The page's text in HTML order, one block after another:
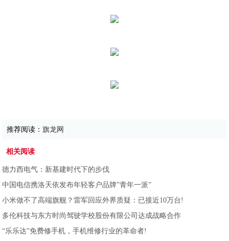
推荐阅读：旗龙网
相关阅读
德力西电气：新基建时代下的步伐
中国电信携洛天依发布年轻客户品牌”青年一派”
小米做不了高端旗舰？雷军回应外界质疑：已接近10万台!
多伦科技与东方时尚驾驶学校股份有限公司达成战略合作
“乐乐达”免费修手机，手机维修行业的革命者!